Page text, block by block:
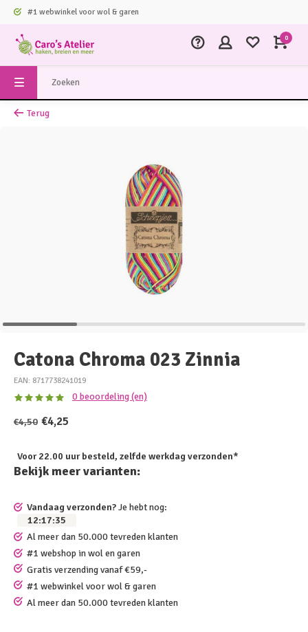
#1 webwinkel voor wol & garen
0
Terug
Catona Chroma 023 Zinnia
EAN: 8717738241019
0 beoordeling (en)
€4,50 €4,25
Voor 22.00 uur besteld, zelfde werkdag verzonden*
Bekijk meer varianten:
Vandaag verzonden?Je hebt nog:
12:17:35
Al meer dan 50.000 tevreden klanten
#1 webshop in wol en garen
Gratis verzending vanaf €59,-
#1 webwinkel voor wol & garen
Al meer dan 50.000 tevreden klanten